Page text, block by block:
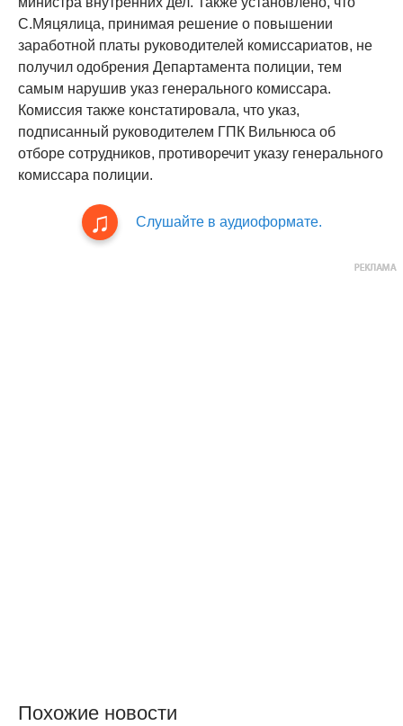
С.Мяцялица, принимая решение о повышении
заработной платы руководителей комиссариатов, не
получил одобрения Департамента полиции, тем
самым нарушив указ генерального комиссара.
Комиссия также констатировала, что указ,
подписанный руководителем ГПК Вильнюса об
отборе сотрудников, противоречит указу генерального
комиссара полиции.
Слушайте в аудиоформате.
Похожие новости